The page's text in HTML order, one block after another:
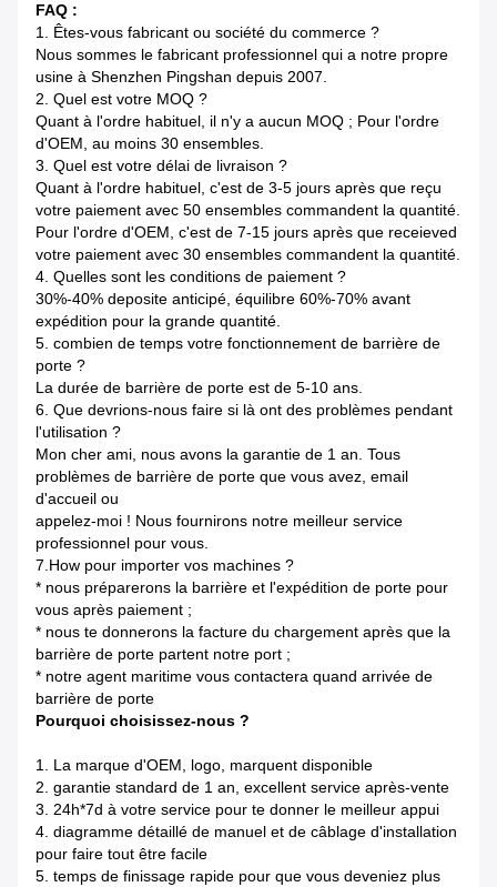
FAQ :
1. Êtes-vous fabricant ou société du commerce ?
Nous sommes le fabricant professionnel qui a notre propre
usine à Shenzhen Pingshan depuis 2007.
2. Quel est votre MOQ ?
Quant à l'ordre habituel, il n'y a aucun MOQ ; Pour l'ordre
d'OEM, au moins 30 ensembles.
3. Quel est votre délai de livraison ?
Quant à l'ordre habituel, c'est de 3-5 jours après que reçu
votre paiement avec 50 ensembles commandent la quantité.
Pour l'ordre d'OEM, c'est de 7-15 jours après que receieved
votre paiement avec 30 ensembles commandent la quantité.
4. Quelles sont les conditions de paiement ?
30%-40% deposite anticipé, équilibre 60%-70% avant
expédition pour la grande quantité.
5. combien de temps votre fonctionnement de barrière de
porte ?
La durée de barrière de porte est de 5-10 ans.
6. Que devrions-nous faire si là ont des problèmes pendant
l'utilisation ?
Mon cher ami, nous avons la garantie de 1 an. Tous
problèmes de barrière de porte que vous avez, email
d'accueil ou
appelez-moi ! Nous fournirons notre meilleur service
professionnel pour vous.
7.How pour importer vos machines ?
* nous préparerons la barrière et l'expédition de porte pour
vous après paiement ;
* nous te donnerons la facture du chargement après que la
barrière de porte partent notre port ;
* notre agent maritime vous contactera quand arrivée de
barrière de porte
Pourquoi choisissez-nous ?
1. La marque d'OEM, logo, marquent disponible
2. garantie standard de 1 an, excellent service après-vente
3. 24h*7d à votre service pour te donner le meilleur appui
4. diagramme détaillé de manuel et de câblage d'installation
pour faire tout être facile
5. temps de finissage rapide pour que vous deveniez plus